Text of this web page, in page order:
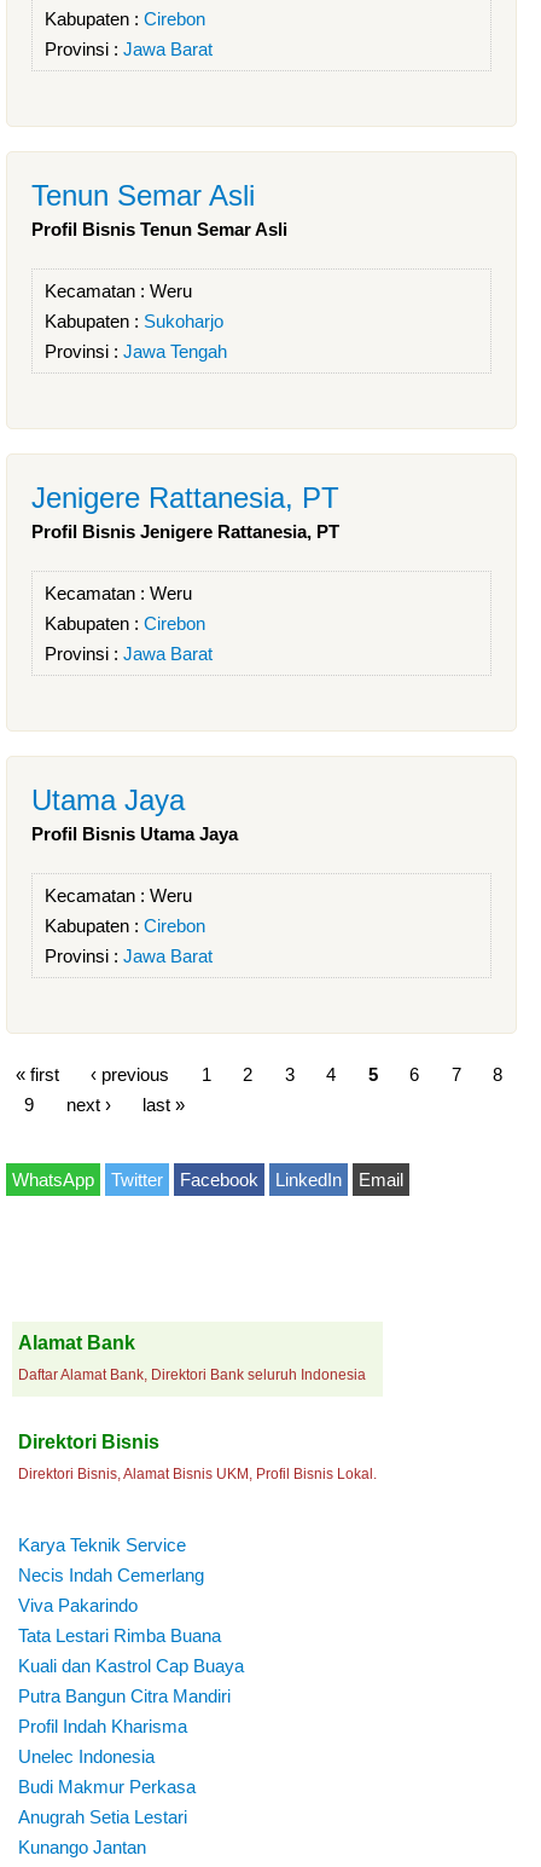
Kabupaten : Cirebon
Provinsi : Jawa Barat
Tenun Semar Asli
Profil Bisnis Tenun Semar Asli
Kecamatan : Weru
Kabupaten : Sukoharjo
Provinsi : Jawa Tengah
Jenigere Rattanesia, PT
Profil Bisnis Jenigere Rattanesia, PT
Kecamatan : Weru
Kabupaten : Cirebon
Provinsi : Jawa Barat
Utama Jaya
Profil Bisnis Utama Jaya
Kecamatan : Weru
Kabupaten : Cirebon
Provinsi : Jawa Barat
« first ‹ previous 1 2 3 4 5 6 7
8
9
next › last »
WhatsApp Twitter Facebook LinkedIn Email
Alamat Bank
Daftar Alamat Bank, Direktori Bank seluruh Indonesia
Direktori Bisnis
Direktori Bisnis, Alamat Bisnis UKM, Profil Bisnis Lokal.
Karya Teknik Service
Necis Indah Cemerlang
Viva Pakarindo
Tata Lestari Rimba Buana
Kuali dan Kastrol Cap Buaya
Putra Bangun Citra Mandiri
Profil Indah Kharisma
Unelec Indonesia
Budi Makmur Perkasa
Anugrah Setia Lestari
Kunango Jantan